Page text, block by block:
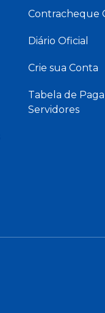
Contracheque
Diário Oficial
Crie sua Conta
Tabela de
Servidores